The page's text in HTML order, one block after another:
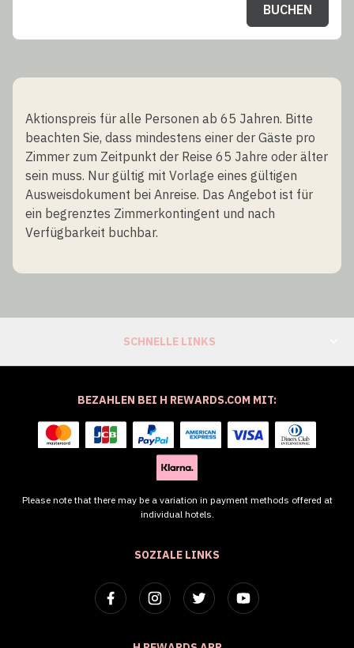
BUCHEN
Aktionspreis für alle Personen ab 65 Jahren. Bitte
beachten Sie, dass mindestens einer der Gäste pro
Zimmer zum Zeitpunkt der Reise 65 Jahre oder älter
sein muss. Nur gültig mit Vorlage eines gültigen
Ausweisdokument bei Anreise. Das Angebot ist für
ein begrenztes Zimmerkontingent und nach
Verfügbarkeit buchbar.
SCHNELLE LINKS
SOZIALE LINKS
BEZAHLEN BEI H REWARDS.COM MIT:
Please note that there may be a variation in payment methods offered at
individual hotels.